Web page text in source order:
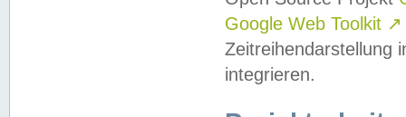
Google Web Toolkit ↗
Zeitreihendarstellung
integrieren.